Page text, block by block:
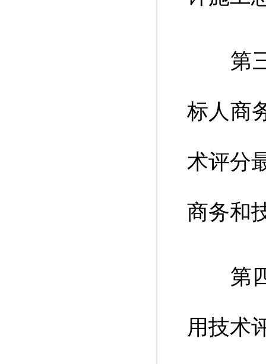
第三
标人商
术评分
商务和
第四
用技术